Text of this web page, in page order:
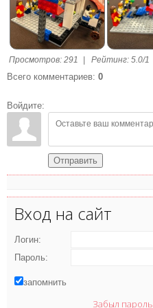
Просмотров: 291 Рейтинг: 5.0/1
Всего комментариев: 0
Войдите:
Отправить
Вход на сайт
Логин:
Пароль:
запомнить
Забыл пароль